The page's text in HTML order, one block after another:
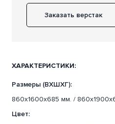
Заказать верстак
ХАРАКТЕРИСТИКИ:
Размеры (ВХШХГ):
860х1600х685 мм. /
Цвет: